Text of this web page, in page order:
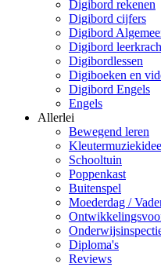
Digibord rekenen
Digibord cijfers
Digibord
Digibord
Digibordlessen
Digiboeken en
Digibord Engels
Engels
Allerlei
Bewegend leren
Kleutermuziekidee
Schooltuin
Poppenkast
Buitenspel
Moederdag /
Diploma's
Reviews